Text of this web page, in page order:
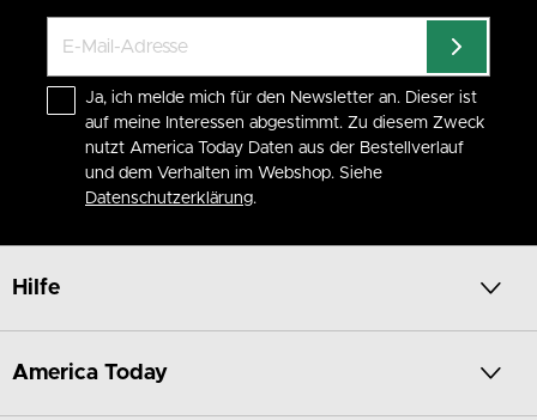
Ja, ich melde mich für den Newsletter an. Dieser ist
auf meine Interessen abgestimmt. Zu diesem Zweck
nutzt America Today Daten aus der Bestellverlauf
und dem Verhalten im Webshop. Siehe
Datenschutzerklärung.
Hilfe
America Today